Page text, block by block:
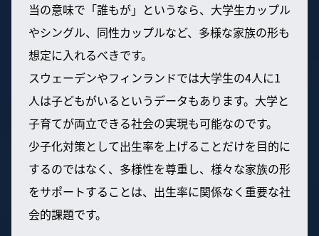
当の意味で「誰もが」というなら、大学生カップル
やシングル、同性カップルなど、多様な家族の形も
想定に入れるべきです。
スウェーデンやフィンランドでは大学生の4人に1
人は子どもがいるというデータもあります。大学と
子育てが両立できる社会の実現も可能なのです。
少子化対策として出生率を上げることだけを目的に
するのではなく、多様性を尊重し、様々な家族の形
をサポートすることは、出生率に関係なく重要な社
会的課題です。